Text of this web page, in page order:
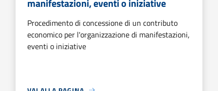
Procedimento di concessione di un contributo
economico per l'organizzazione di manifestazioni,
eventi o iniziative